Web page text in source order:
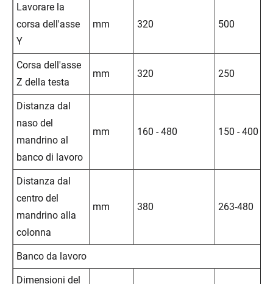
Lavorare la
corsa dell'asse
Y
mm 320 500
Corsa dell'asse
Z della testa
mm 320 250
Distanza dal
naso del
mandrino al
banco di lavoro
mm 160 - 480 150 - 400
Distanza dal
centro del
mandrino alla
colonna
mm 380 263-480
Banco da lavoro
Dimensioni del